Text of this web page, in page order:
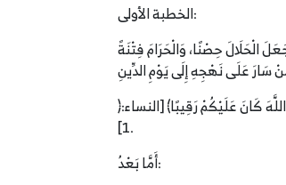
الخطبة الأولى:
الْحَلَالَ حِصْنًا، وَالْحَرَامَ فِتْنَةً
﴿يَا أَيُّهَا النَّاسُ اتَّقُوا رَبَّكُمُ الَّذِي خَلَقَكُمْ مِنْ نَفْسٍ وَاحِدَةٍ وَخَلَقَ مِنْهَا زَوْجَهَا وَبَثَّ مِنْهُمَا رِجَالًا كَثِيرًا وَنِسَاءً وَاتَّقُوا اللَّهَ الَّذِي تَسَاءَلُونَ بِهِ وَالْأَرْحَامَ إِنَّ اللَّهَ كَانَ عَلَيْكُمْ رَقِيبًا﴾ [النساء:
1].
أَمَّا بَعْدُ: